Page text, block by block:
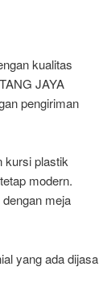
kualitas
JAYA
pengiriman
kursi plastik
modern.
meja
yang ada dijasa